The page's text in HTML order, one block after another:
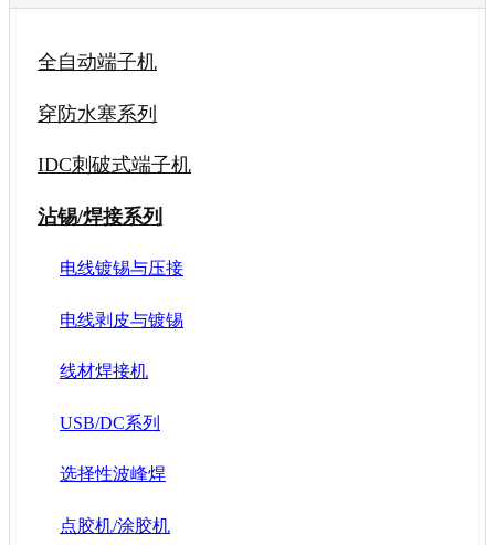
全自动端子机
穿防水塞系列
IDC刺破式端子机
沾锡/焊接系列
电线镀锡与压接
电线剥皮与镀锡
线材焊接机
USB/DC系列
选择性波峰焊
点胶机/涂胶机